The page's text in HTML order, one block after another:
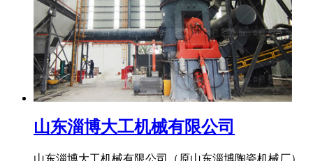
山东淄博大工机械有限公司
山东淄博大工机械有限公司（原山东淄博陶瓷机械厂）